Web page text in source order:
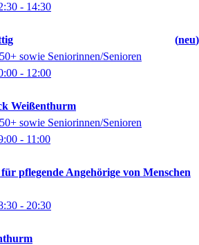
- 14:30
neu
sowie Seniorinnen/Senioren
- 12:00
Weißenthurm
sowie Seniorinnen/Senioren
- 11:00
pflegende Angehörige von Menschen
- 20:30